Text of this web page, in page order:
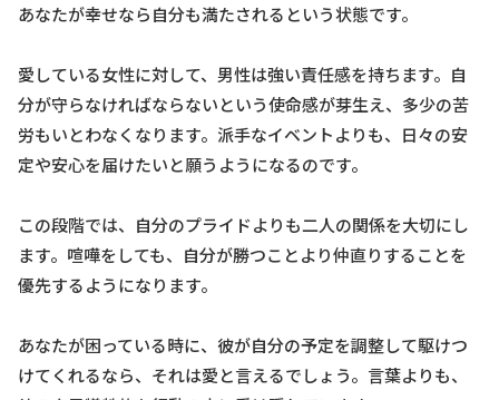
あなたが幸せなら自分も満たされるという状態です。
愛している女性に対して、男性は強い責任感を持ちます。自
分が守らなければならないという使命感が芽生え、多少の苦
労もいとわなくなります。派手なイベントよりも、日々の安
定や安心を届けたいと願うようになるのです。
この段階では、自分のプライドよりも二人の関係を大切にし
ます。喧嘩をしても、自分が勝つことより仲直りすることを
優先するようになります。
あなたが困っている時に、彼が自分の予定を調整して駆けつ
けてくれるなら、それは愛と言えるでしょう。言葉よりも、